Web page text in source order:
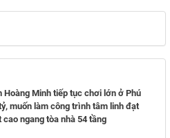
Hoàng Minh tiếp tục chơi lớn ở Phú
muốn làm công trình tâm linh đạt
ngang tòa nhà 54 tầng